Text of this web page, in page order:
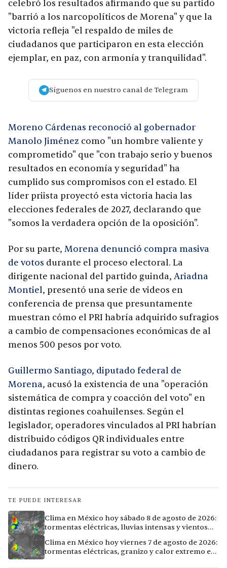
celebró los resultados afirmando que su partido
"barrió a los narcopolíticos de Morena" y que la
victoria refleja "el respaldo de miles de
ciudadanos que participaron en esta elección
ejemplar, en paz, con armonía y tranquilidad".
Síguenos en nuestro canal de Telegram
Moreno Cárdenas reconoció al gobernador
Manolo Jiménez como "un hombre valiente y
comprometido" que "con trabajo serio y buenos
resultados en economía y seguridad" ha
cumplido sus compromisos con el estado. El
líder priista proyectó esta victoria hacia las
elecciones federales de 2027, declarando que
"somos la verdadera opción de la oposición".
Por su parte, Morena denunció compra masiva
de votos durante el proceso electoral. La
dirigente nacional del partido guinda, Ariadna
Montiel, presentó una serie de videos en
conferencia de prensa que presuntamente
muestran cómo el PRI habría adquirido sufragios
a cambio de compensaciones económicas de al
menos 500 pesos por voto.
Guillermo Santiago, diputado federal de
Morena, acusó la existencia de una "operación
sistemática de compra y coacción del voto" en
distintas regiones coahuilenses. Según el
legislador, operadores vinculados al PRI habrían
distribuido códigos QR individuales entre
ciudadanos para registrar su voto a cambio de
dinero.
TE PUEDE INTERESAR
Clima en México hoy sábado 8 de agosto de 2026:
tormentas eléctricas, lluvias intensas y vientos
Clima en México hoy viernes 7 de agosto de 2026:
tormentas eléctricas, granizo y calor extremo en